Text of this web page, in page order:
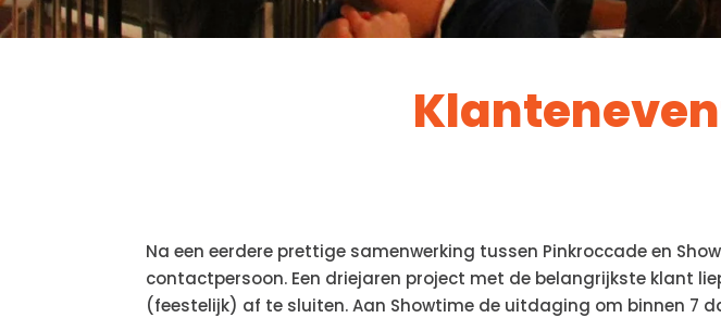
Na een eerdere prettige samenwerking tussen Pinkroccade en
contactpersoon. Een driejaren project met de belangrijkste klant
(feestelijk) af te sluiten. Aan Showtime de uitdaging om binnen 7